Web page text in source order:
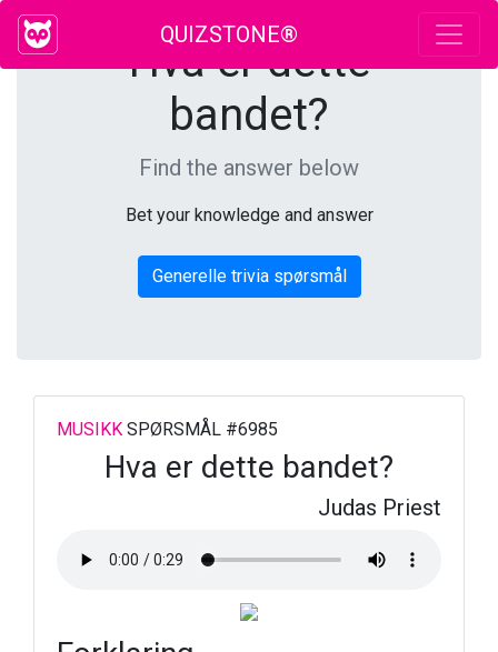
QUIZSTONE®
Hva er dette
bandet?
Find the answer below
Bet your knowledge and answer
Generelle trivia spørsmål
MUSIKK SPØRSMÅL #6985
Hva er dette bandet?
Judas Priest